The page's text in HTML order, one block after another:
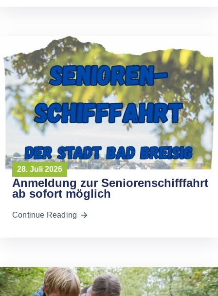
28. Juli 2026
Anmeldung zur Seniorenschifffahrt
ab sofort möglich
Continue Reading